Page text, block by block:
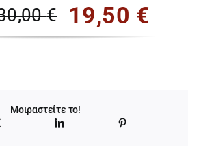
€
30,00 €.
19,50 €
είναι:
19,50 €.
Μοιραστείτε το!